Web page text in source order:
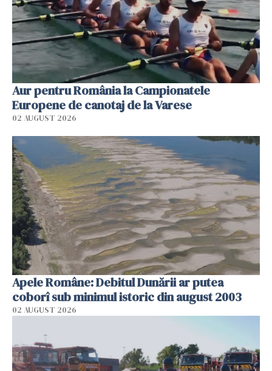
Aur pentru România la Campionatele
Europene de canotaj de la Varese
02 AUGUST 2026
Apele Române: Debitul Dunării ar putea
coborî sub minimul istoric din august 2003
02 AUGUST 2026